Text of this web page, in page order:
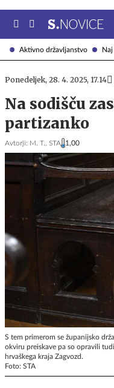
Aktivno državljanstvo Naj
Ponedeljek, 28. 4. 2025, 17.14
Na sodišču
partizanko
Avtorji: M. T., STA 1,00
S tem primerom se županijsko
okviru preiskave pa so opravili
hrvaškega kraja Zagvozd.
Foto: STA